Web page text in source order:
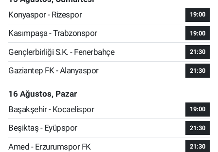
Konyaspor - Rizespor
19:00
Kasımpaşa - Trabzonspor 19:00
Gençlerbirliği S.K. - Fenerbahçe 21:30
Gaziantep FK - Alanyaspor 21:30
16 Ağustos, Pazar
Başakşehir - Kocaelispor
19:00
Beşiktaş - Eyüpspor 21:30
Amed - Erzurumspor FK 21:30